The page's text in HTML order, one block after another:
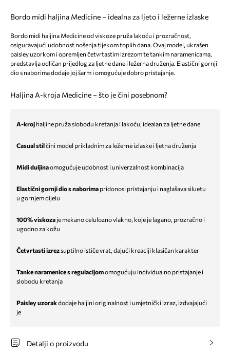
Bordo midi haljina Medicine – idealna za ljeto i ležerne izlaske
Bordo midi haljina Medicine od viskoze pruža lakoću i prozračnost,
osiguravajući udobnost nošenja tijekom toplih dana. Ovaj model, ukrašen
paisley uzorkom i opremljen četvrtastim izrezom te tankim naramenicama,
predstavlja odličan prijedlog za ljetne dane i ležerna druženja. Elastični gornji
dio s naborima dodaje joj šarm i omogućuje dobro pristajanje.
Haljina A-kroja Medicine – što je čini posebnom?
A-kroj haljine pruža slobodu kretanja i lakoću, idealan za ljetne dane
Casual stilčini model prikladnim za ležerne izlaske i ljetna druženja
Midi duljinaomogućuje udobnost i univerzalnost kombinacija
Elastični gornji dio s naborima pridonosi pristajanju i naglašava siluetu
u gornjem dijelu
100% viskoza je mekano celulozno vlakno, koje je lagano, prozračno i
ugodno za kožu
Četvrtasti izrezsuptilno ističe vrat, dajući kreaciji klasičan karakter
Tanke naramenice s regulacijomomogućuju individualno pristajanje i
slobodu kretanja
Paisley uzorakdodaje haljini originalnost i umjetnički izraz, izdvajajući
je
Detalji o proizvodu